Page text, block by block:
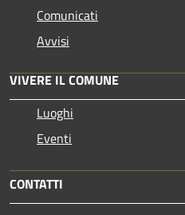
Comunicati
Avvisi
VIVERE IL COMUNE
Luoghi
Eventi
CONTATTI